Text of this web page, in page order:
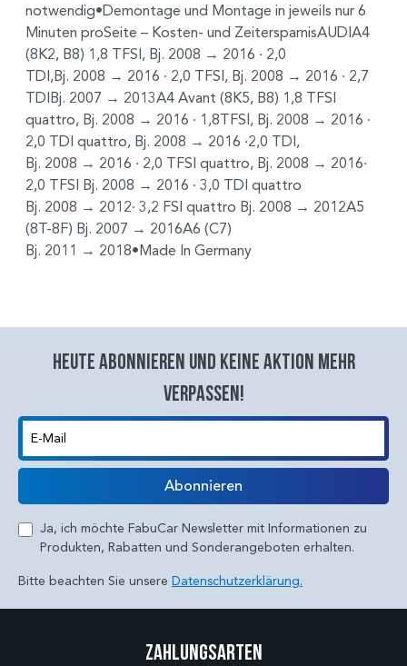
notwendig•Demontage und Montage in jeweils nur 6
Minuten proSeite – Kosten- und ZeitersparnisAUDIA4
(8K2, B8) 1,8 TFSI, Bj. 2008 → 2016 ∙ 2,0
TDI,Bj. 2008 → 2016 ∙ 2,0 TFSI, Bj. 2008 → 2016 ∙ 2,7
TDIBj. 2007 → 2013A4 Avant (8K5, B8) 1,8 TFSI
quattro, Bj. 2008 → 2016 ∙ 1,8TFSI, Bj. 2008 → 2016 ∙
2,0 TDI quattro, Bj. 2008 → 2016 ∙2,0 TDI,
Bj. 2008 → 2016 ∙ 2,0 TFSI quattro, Bj. 2008 → 2016∙
2,0 TFSI Bj. 2008 → 2016 ∙ 3,0 TDI quattro
Bj. 2008 → 2012∙ 3,2 FSI quattro Bj. 2008 → 2012A5
(8T-8F) Bj. 2007 → 2016A6 (C7)
Bj. 2011 → 2018•Made In Germany
Heute abonnieren und keine aktion mehr
verpassen!
E-Mail
Abonnieren
Ja, ich möchte FabuCar Newsletter mit Informationen zu
Produkten, Rabatten und Sonderangeboten erhalten.
Bitte beachten Sie unsere Datenschutzerklärung.
Zahlungsarten